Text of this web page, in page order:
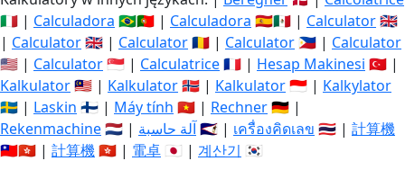
🇮🇹 | Calculadora 🇧🇷🇵🇹 | Calculadora 🇪🇸🇲🇽 | Calculator🇬🇧
| Calculator🇬🇧 | Calculator🇷🇴 | Calculator 🇵🇭 | Calculator
🇺🇸 | Calculator🇸🇬 | Calculatrice🇫🇷 | Hesap Makinesi 🇹🇷 |
Kalkulator🇲🇾 | Kalkulator🇳🇴 | Kalkulator🇮🇩 | Kalkylator
🇸🇪 | Laskin 🇫🇮 | Máy tính 🇻🇳 | Rechner🇩🇪 |
Rekenmachine🇳🇱 | آلة حاسبة🇸🇦 | เครื่องคิดเลข 🇹🇭 | 計算機
🇹🇼🇭🇰 | 計算機🇭🇰 | 電卓 🇯🇵 | 계산기 🇰🇷